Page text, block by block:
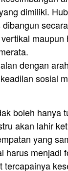
dimiliki.
dengan
sosial
boleh hanya
akan lahir
yang
harus menjadi
tercapainya